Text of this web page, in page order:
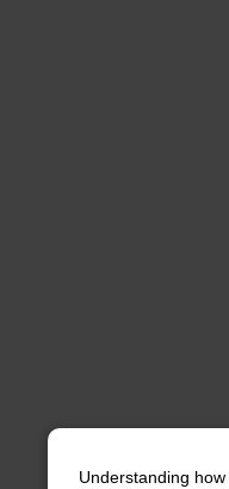
Understanding